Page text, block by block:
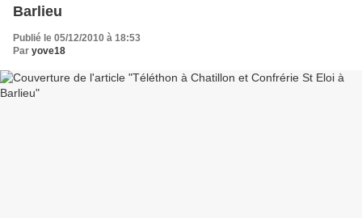
Barlieu
Publié le 05/12/2010 à 18:53
Par yove18